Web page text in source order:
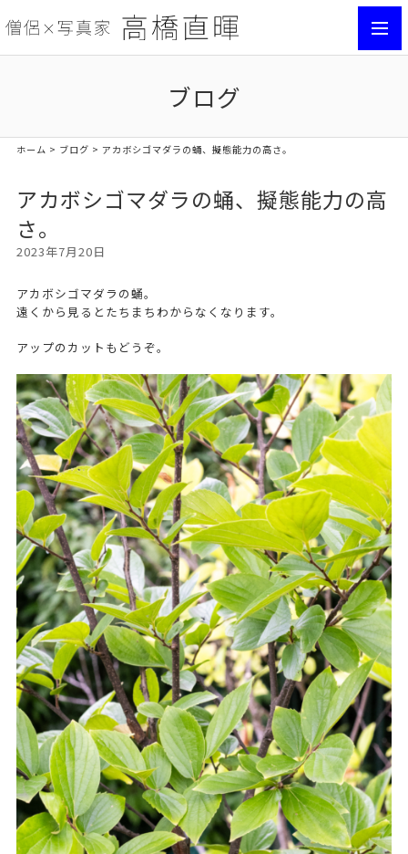
ブログ
ホーム > ブログ > アカボシゴマダラの蛹、擬態能力の高さ。
アカボシゴマダラの蛹、擬態能力の高
さ。
2023年7月20日
アカボシゴマダラの蛹。
遠くから見るとたちまちわからなくなります。
アップのカットもどうぞ。